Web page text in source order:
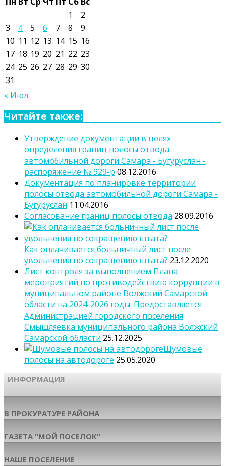
1
2
3
4 5 6 7 8
9
10 11 12 13 14 15 16
17 18 19 20 21 22 23
24 25 26 27 28 29 30
31
« Июл
Читайте также:
Утверждение документации в целях
определения границ полосы отвода
автомобильной дороги Самара - Бугуруслан -
распоряжение № 929-р 08.12.2016
Документация по планировке территории
полосы отвода автомобильной дороги Самара -
Бугуруслан 11.04.2016
Согласование границ полосы отвода 28.09.2016
Как оплачивается больничный лист после
увольнения по сокращению штата? 23.12.2020
Лист контроля за выполнением Плана
мероприятий по противодействию коррупции в
муниципальном районе Волжский Самарской
области на 2024-2026 годы. Предоставляется
Администрацией городского поселения
Смышляевка муниципального района Волжский
Самарской области 25.12.2025
Шумовые
полосы на автодороге 25.05.2020
ИНФОРМАЦИЯ
В ПРОКУРАТУРЕ РАЙОНА
ГАЗЕТА "МОЙ ПОСЕЛОК"
НАШЕ ПОСЕЛЕНИЕ